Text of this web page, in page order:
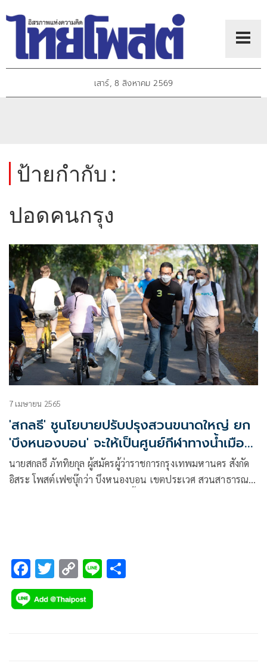
เสาร์, 8 สิงหาคม 2569
ป้ายกำกับ :
ปอดคนกรุง
7 เมษายน 2565
'สกลธี' ชูนโยบายปรับปรุงสวนขนาดใหญ่ ยก
'บึงหนองบอน' จะให้เป็นศูนย์กีฬาทางน้ำเมือง
กรุง
นายสกลธี ภัททิยกุล ผู้สมัครผู้ว่าราชการกรุงเทพมหานคร สังกัด
อิสระ โพสต์เฟซบุ๊กว่า บึงหนองบอน เขตประเวศ สวนสาธารณะ
F
ac
e
T
wi
tt
C
o
p
Li